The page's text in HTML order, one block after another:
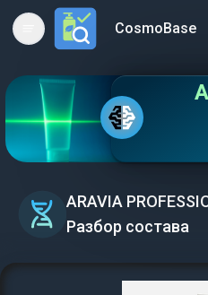
Open main menuCosmoBase
ARAVIA
Разбор состава